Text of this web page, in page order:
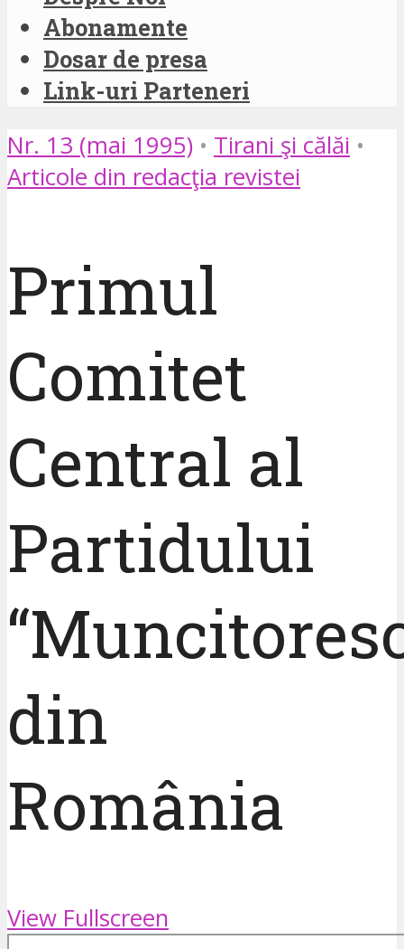
Abonamente
Dosar de presa
Link-uri Parteneri
Nr. 13 (mai 1995) • Tirani şi călăi •
Articole din redacţia revistei
Primul
Comitet
Central al
Partidului
din
România
View Fullscreen